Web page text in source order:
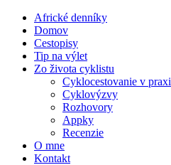
Africké denníky
Domov
Cestopisy
Tip na výlet
Zo života cyklistu
Cyklocestovanie v praxi
Cyklovýzvy
Rozhovory
Appky
Recenzie
O mne
Kontakt